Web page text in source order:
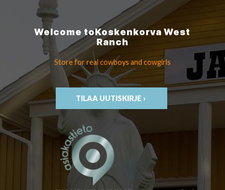
Welcome toKoskenkorvaWest
Ranch
Store for real cowboys and cowgirls
TILAA UUTISKIRJE ›